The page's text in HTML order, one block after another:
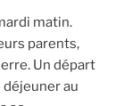
matin.
parents,
Un départ
déjeuner au